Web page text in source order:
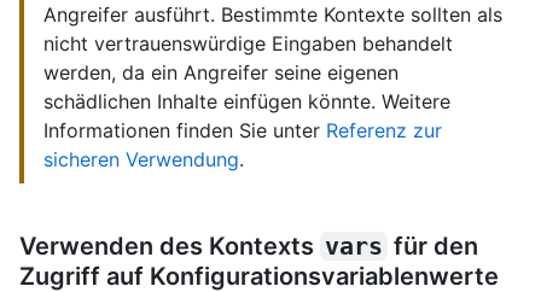
Angreifer ausführt. Bestimmte Kontexte sollten als
nicht vertrauenswürdige Eingaben behandelt
werden, da ein Angreifer seine eigenen
schädlichen Inhalte einfügen könnte. Weitere
Informationen finden Sie unter Referenz zur
sicheren Verwendung.
Verwenden des Kontexts vars für den
Zugriff auf Konfigurationsvariablenwerte